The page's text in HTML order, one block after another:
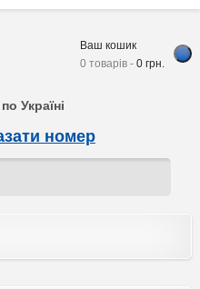
Ваш кошик
0 товарів -0 грн.
Україні
номер